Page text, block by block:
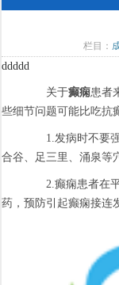
栏目：
ddddd
关于癫痫患者
些细节问题可能比吃抗
1.发病时不要强
合谷、足三里、涌泉等
2.癫痫患者在平
药，预防引起癫痫接连